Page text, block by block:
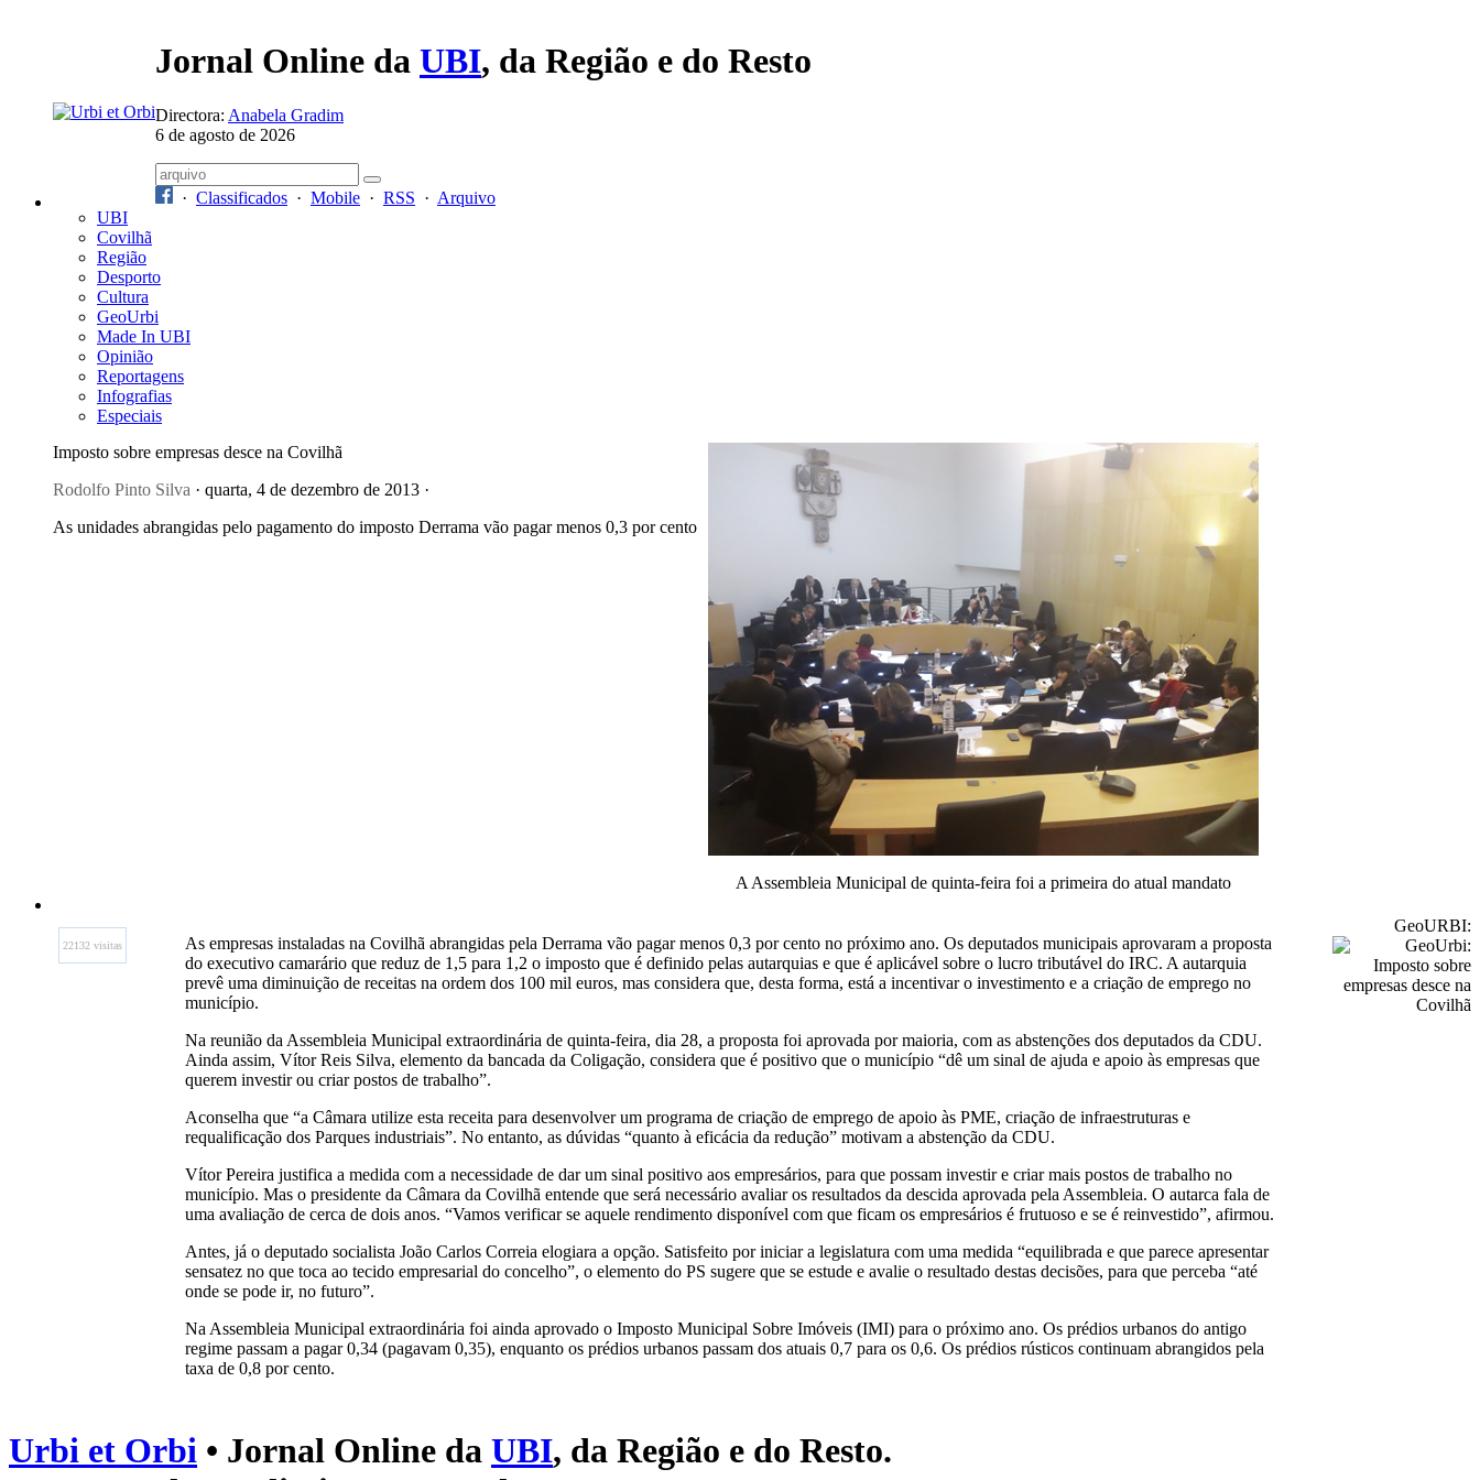
Jornal Online da UBI, da Região e do Resto
Directora: Anabela Gradim
6 de agosto de 2026
· Classificados · Mobile · RSS · Arquivo
UBI
Covilhã
Região
Desporto
Cultura
GeoUrbi
Made In UBI
Opinião
Reportagens
Infografias
Especiais
Imposto sobre empresas desce na Covilhã
Rodolfo Pinto Silva · quarta, 4 de dezembro de 2013 ·
As unidades abrangidas pelo pagamento do imposto Derrama vão pagar menos 0,3 por cento
A Assembleia Municipal de quinta-feira foi a primeira do atual mandato
22132 visitas
As empresas instaladas na Covilhã abrangidas pela Derrama vão pagar menos 0,3 por cento no próximo ano. Os deputados municipais aprovaram a proposta
do executivo camarário que reduz de 1,5 para 1,2 o imposto que é definido pelas autarquias e que é aplicável sobre o lucro tributável do IRC. A autarquia
prevê uma diminuição de receitas na ordem dos 100 mil euros, mas considera que, desta forma, está a incentivar o investimento e a criação de emprego no
município.
Na reunião da Assembleia Municipal extraordinária de quinta-feira, dia 28, a proposta foi aprovada por maioria, com as abstenções dos deputados da CDU.
Ainda assim, Vítor Reis Silva, elemento da bancada da Coligação, considera que é positivo que o município “dê um sinal de ajuda e apoio às empresas que
querem investir ou criar postos de trabalho”.
Aconselha que “a Câmara utilize esta receita para desenvolver um programa de criação de emprego de apoio às PME, criação de infraestruturas e
requalificação dos Parques industriais”. No entanto, as dúvidas “quanto à eficácia da redução” motivam a abstenção da CDU.
Vítor Pereira justifica a medida com a necessidade de dar um sinal positivo aos empresários, para que possam investir e criar mais postos de trabalho no
município. Mas o presidente da Câmara da Covilhã entende que será necessário avaliar os resultados da descida aprovada pela Assembleia. O autarca fala de
uma avaliação de cerca de dois anos. “Vamos verificar se aquele rendimento disponível com que ficam os empresários é frutuoso e se é reinvestido”, afirmou.
Antes, já o deputado socialista João Carlos Correia elogiara a opção. Satisfeito por iniciar a legislatura com uma medida “equilibrada e que parece apresentar
sensatez no que toca ao tecido empresarial do concelho”, o elemento do PS sugere que se estude e avalie o resultado destas decisões, para que perceba “até
onde se pode ir, no futuro”.
Na Assembleia Municipal extraordinária foi ainda aprovado o Imposto Municipal Sobre Imóveis (IMI) para o próximo ano. Os prédios urbanos do antigo
regime passam a pagar 0,34 (pagavam 0,35), enquanto os prédios urbanos passam dos atuais 0,7 para os 0,6. Os prédios rústicos continuam abrangidos pela
taxa de 0,8 por cento.
GeoURBI:
Urbi et Orbi • Jornal Online da UBI, da Região e do Resto.